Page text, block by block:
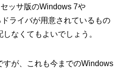
ッサ版のWindows 7や
ライバが用意されているもの
なくてもよいでしょう。
すが、これも今までのWindows